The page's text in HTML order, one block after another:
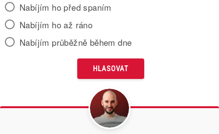
Nabíjím ho před spaním
Nabíjím ho až ráno
Nabíjím průběžně během dne